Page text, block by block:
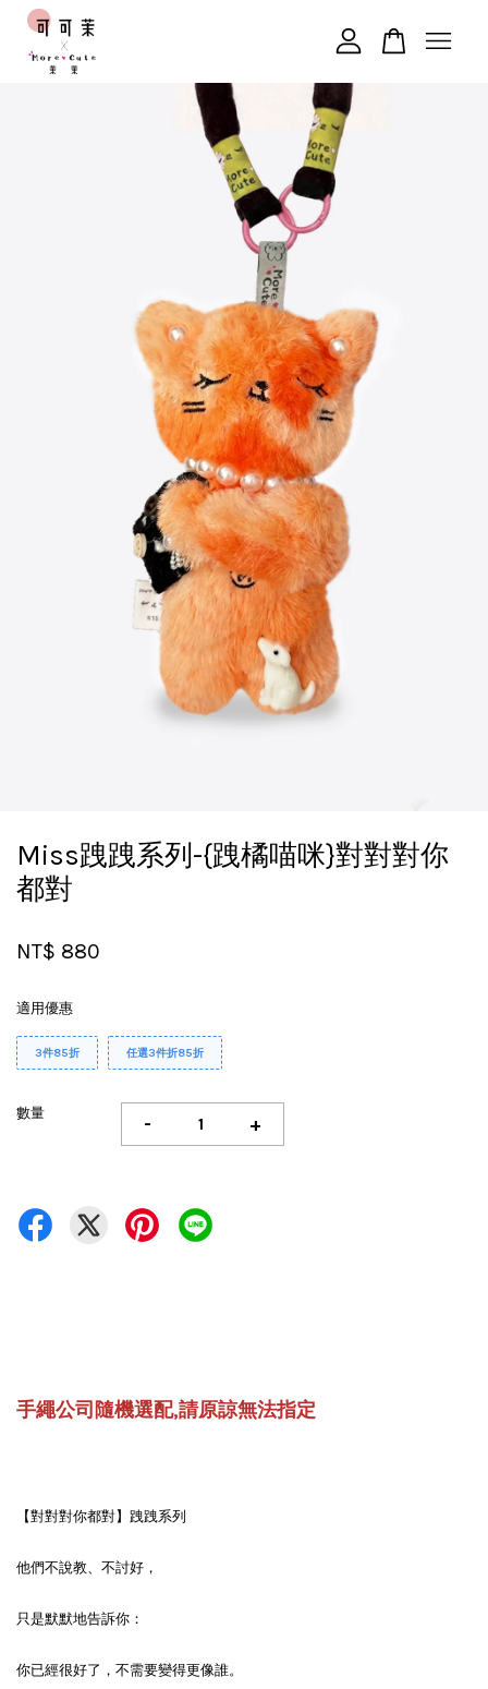
Miss跩跩系列-{跩橘喵咪}對對對你
都對
NT$ 880
適用優惠
3件85折 任選3件折85折
數量 - +
手繩公司隨機選配,請原諒無法指定
【對對對你都對】跩跩系列
他們不說教、不討好，
只是默默地告訴你：
你已經很好了，不需要變得更像誰。
您的購物車目前還是空的。
繼續購物